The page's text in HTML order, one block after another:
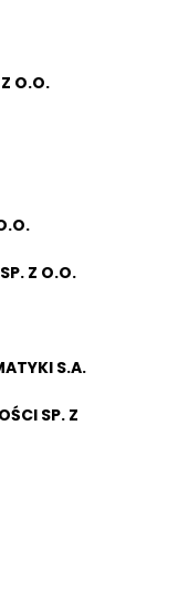
O.O.
Z O.O.
S.A.
SP. Z